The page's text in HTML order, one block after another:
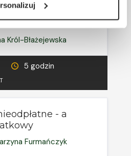
budowie
Król-Błażejewska
5 godzin
- a
Furmańczyk